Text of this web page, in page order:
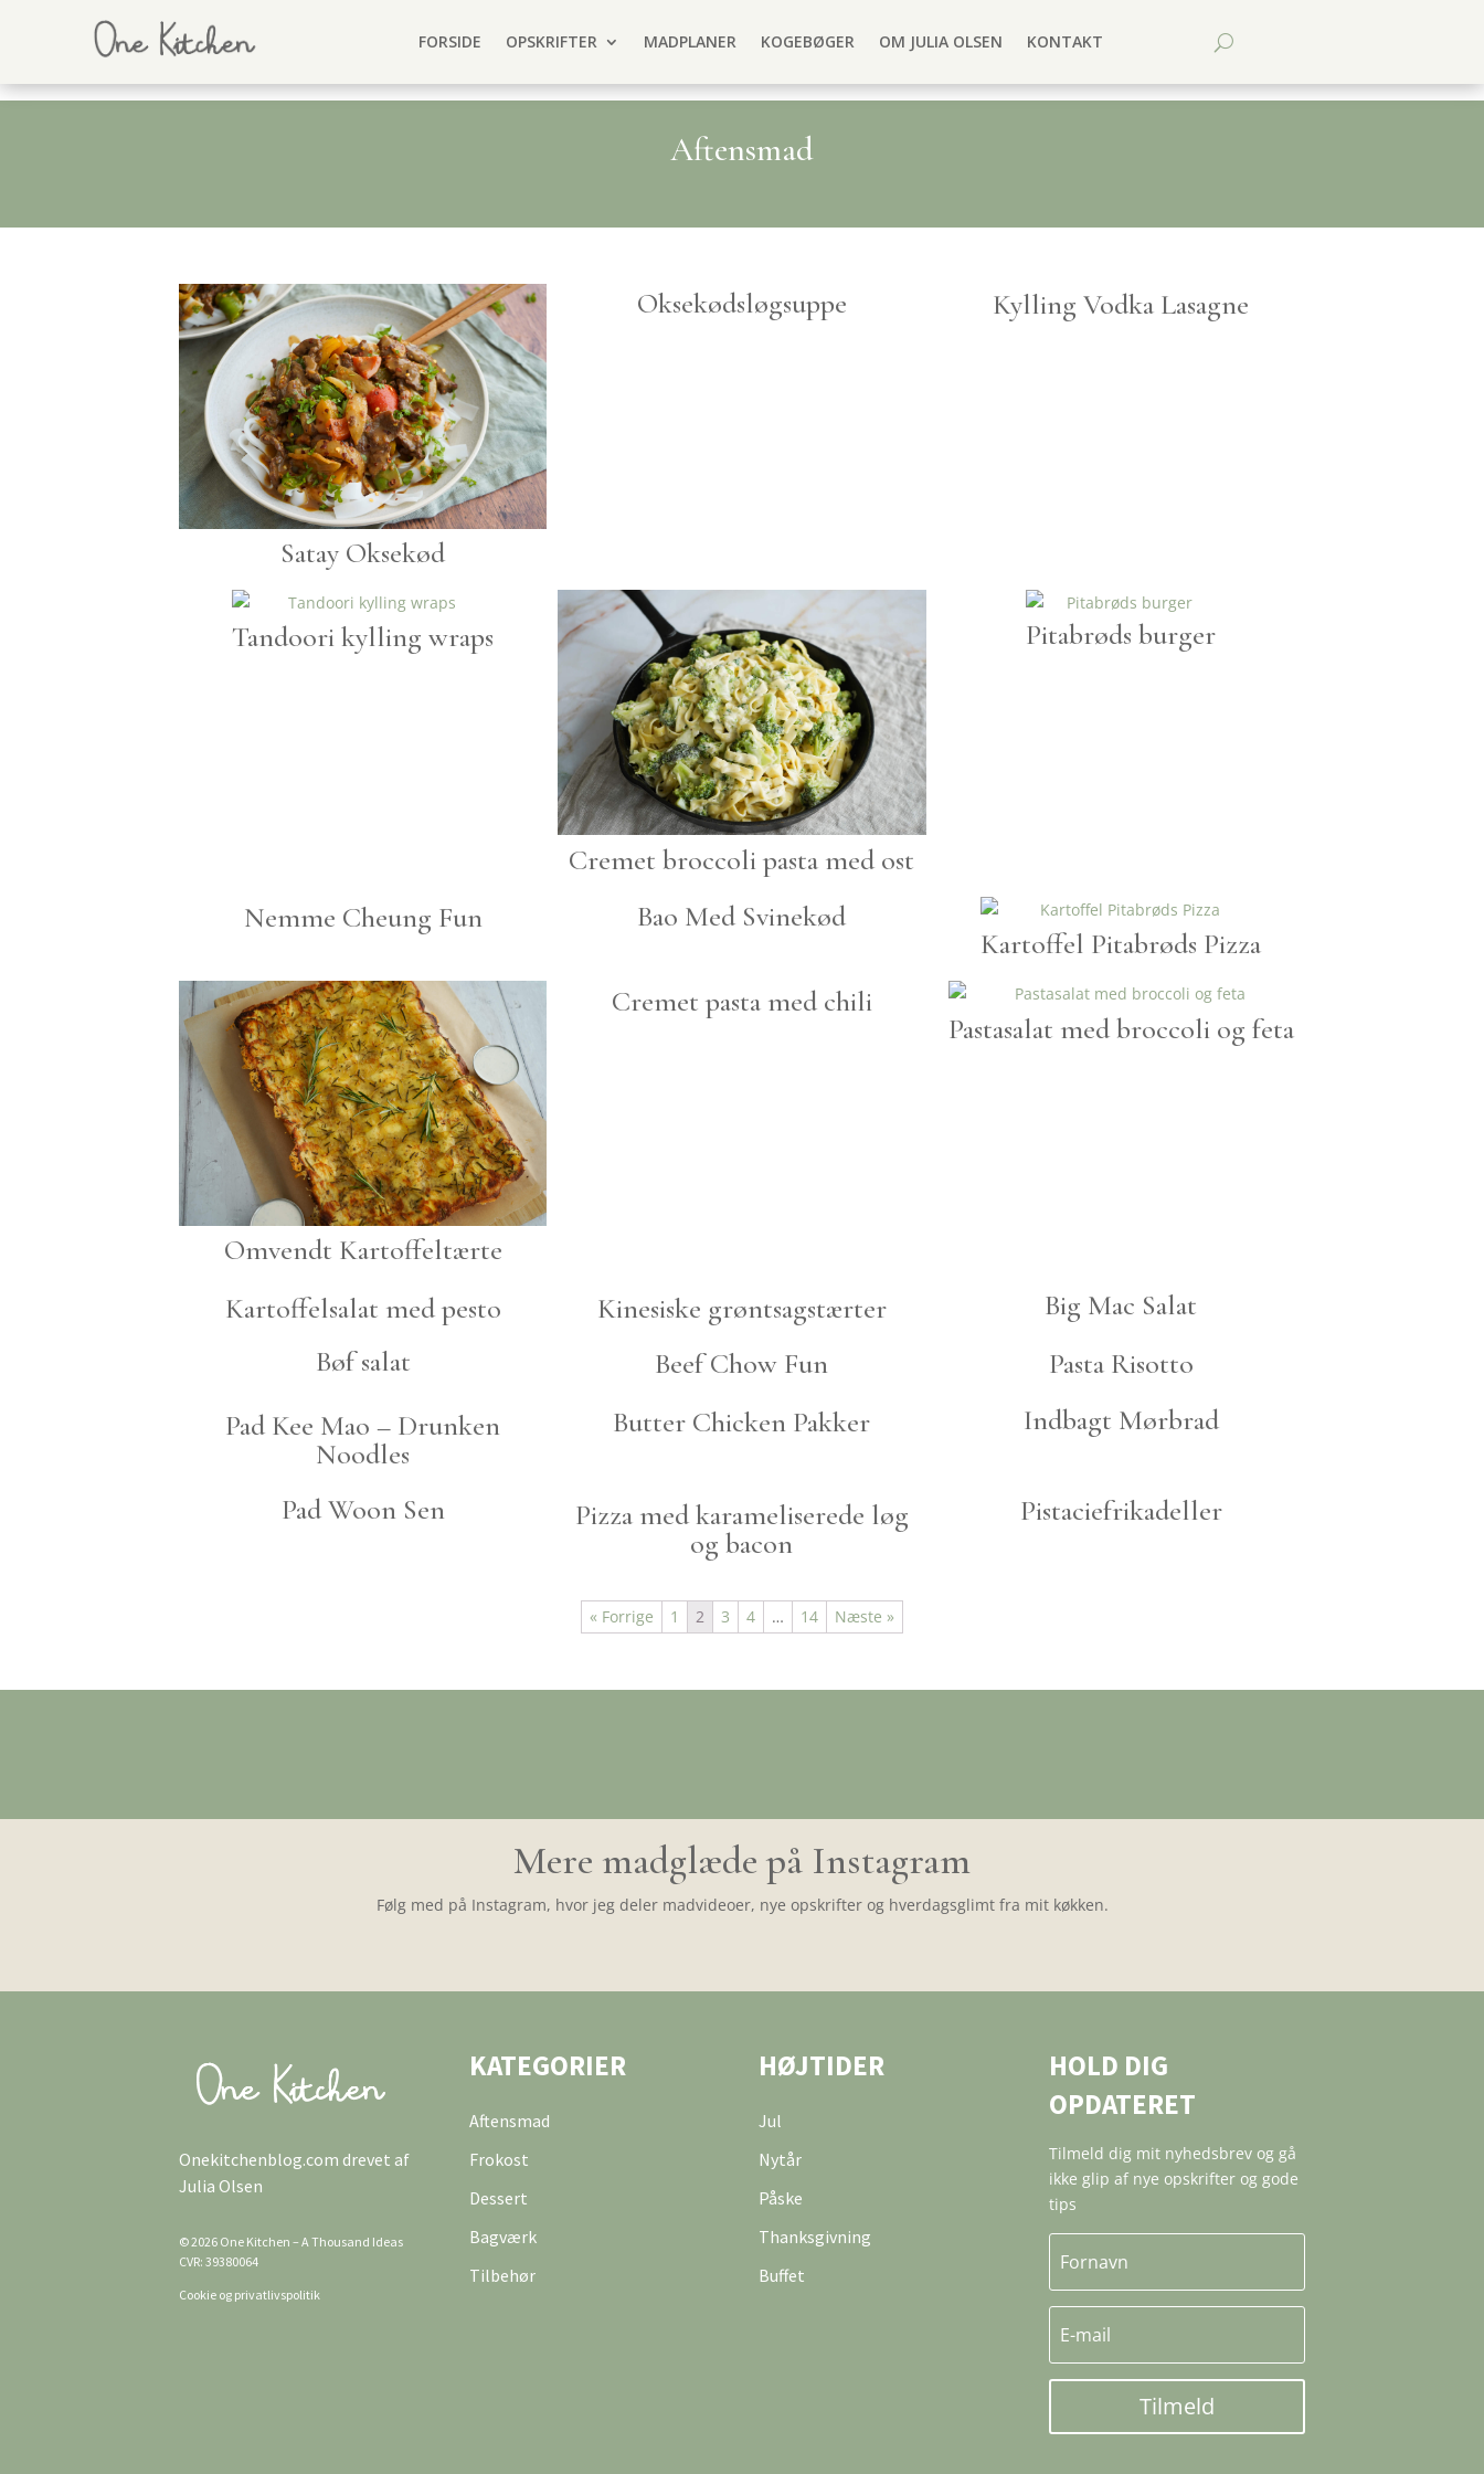
FORSIDE OPSKRIFTER MADPLANER KOGEBØGER OM JULIA OLSEN KONTAKT
Aftensmad
Satay Oksekød
Oksekødsløgsuppe Kylling Vodka Lasagne
Tandoori kylling wraps
Cremet broccoli pasta med ost
Pitabrøds burger
Nemme Cheung Fun Bao Med Svinekød
Kartoffel Pitabrøds Pizza
Omvendt Kartoffeltærte
Cremet pasta med chili
Pastasalat med broccoli og feta
Kartoffelsalat med pesto Kinesiske grøntsagstærter
Big Mac Salat
Bøf salat
Beef Chow Fun
Pasta Risotto
Pad Kee Mao – Drunken
Noodles
Butter Chicken Pakker Indbagt Mørbrad
Pad Woon Sen
Pizza med karameliserede løg
og bacon
Pistaciefrikadeller
« Forrige 1 2 3 4 … 14 Næste »
Mere madglæde på Instagram
Følg med på Instagram, hvor jeg deler madvideoer, nye opskrifter og hverdagsglimt fra mit køkken.
Onekitchenblog.com drevet af
Julia Olsen
© 2026 One Kitchen – A Thousand Ideas
CVR: 39380064
Cookie og privatlivspolitik
KATEGORIER
Aftensmad
Frokost
Dessert
Bagværk
Tilbehør
HØJTIDER
Jul
Nytår
Påske
Thanksgivning
Buffet
HOLD DIG
OPDATERET
Tilmeld dig mit nyhedsbrev og gå
ikke glip af nye opskrifter og gode
tips
Tilmeld